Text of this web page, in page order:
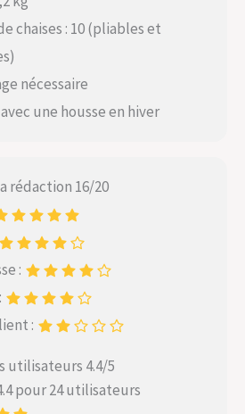
chaises : 10 (pliables et
nécessaire
une housse en hiver
rédaction 16/20
:
:
utilisateurs 4.4/5
pour 24 utilisateurs